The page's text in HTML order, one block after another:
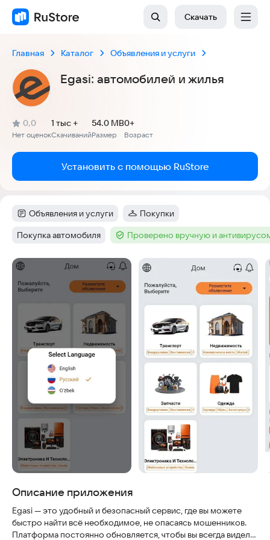
Скачать
Главная Каталог Объявления и услуги
Egasi: автомобилей и жилья
Рейтинг:
0,0
(
Нет оценок
)
Скачиваний
1 тыс +
Размер
54.0 MB
Возраст
0+
Установить с помощью RuStore
Категория:
Объявления и услуги Категория:
Покупки
Тег:
Покупка автомобиля Тег :Проверено вручную и
Скриншоты
Описание приложения
Egasi — это удобный и безопасный сервис, где вы можете
быстро найти всё необходимое, не опасаясь мошенников.
Платформа постоянно обновляется, чтобы вы всегда видели